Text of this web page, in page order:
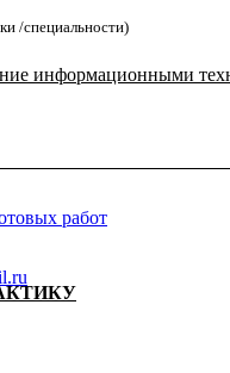
работ
/специальности)
информационными
_____